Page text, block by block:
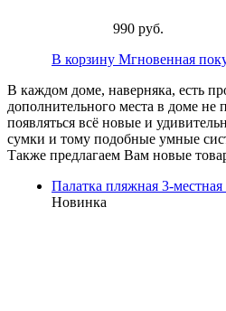
990 руб.
В корзину Мгновенная
В каждом доме, наверняка, есть
дополнительного места в доме
появляться всё новые и
сумки и тому подобные умные
Также предлагаем Вам новые
Палатка пляжная 3-
Новинка